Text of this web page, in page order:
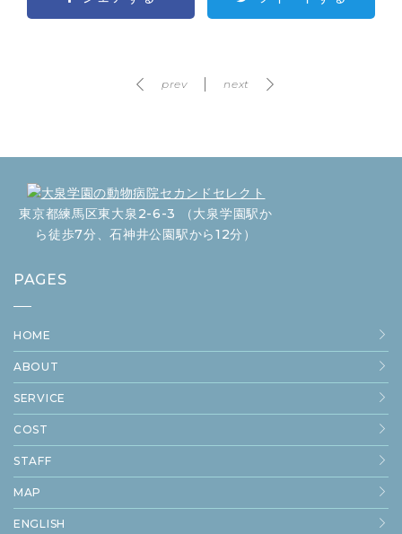
prev next
東京都練馬区東大泉2-6-3 （大泉学園駅か
ら徒歩7分、石神井公園駅から12分）
PAGES
HOME
ABOUT
SERVICE
COST
STAFF
MAP
ENGLISH